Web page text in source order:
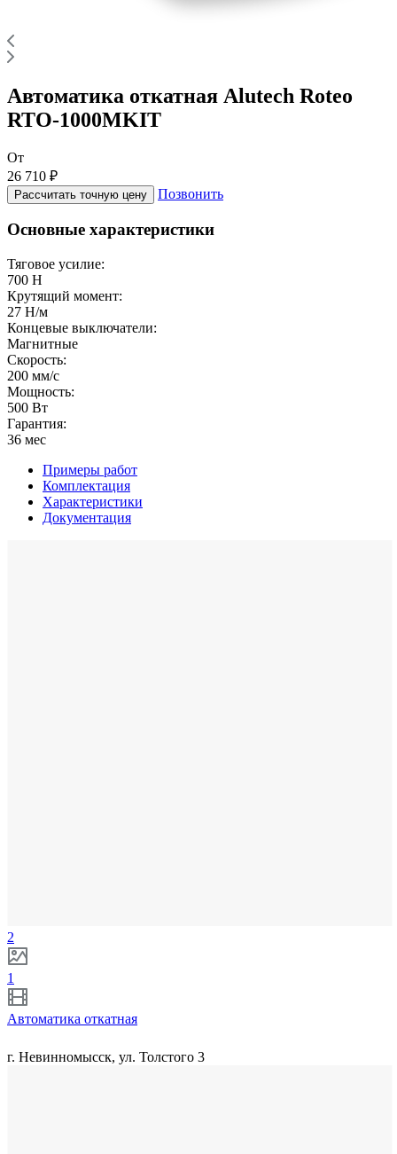
Автоматика откатная Alutech Roteo
RTO-1000MKIT
От
26 710 ₽
Рассчитать точную цену Позвонить
Основные характеристики
Тяговое усилие:
700 Н
Крутящий момент:
27 Н/м
Концевые выключатели:
Магнитные
Скорость:
200 мм/с
Мощность:
500 Вт
Гарантия:
36 мес
Примеры работ
Комплектация
Характеристики
Документация
2
1
Автоматика откатная
г. Невинномысск, ул. Толстого 3